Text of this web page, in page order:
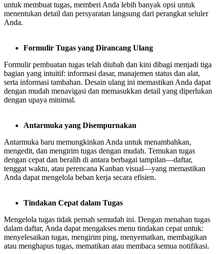
untuk membuat tugas, memberi Anda lebih banyak opsi untuk
menentukan detail dan persyaratan langsung dari perangkat seluler
Anda.
Formulir Tugas yang Dirancang Ulang
Formulir pembuatan tugas telah diubah dan kini dibagi menjadi tiga
bagian yang intuitif: informasi dasar, manajemen status dan alat,
serta informasi tambahan. Desain ulang ini memastikan Anda dapat
dengan mudah menavigasi dan memasukkan detail yang diperlukan
dengan upaya minimal.
Antarmuka yang Disempurnakan
Antarmuka baru memungkinkan Anda untuk menambahkan,
mengedit, dan mengirim tugas dengan mudah. Temukan tugas
dengan cepat dan beralih di antara berbagai tampilan—daftar,
tenggat waktu, atau perencana Kanban visual—yang memastikan
Anda dapat mengelola beban kerja secara efisien.
Tindakan Cepat dalam Tugas
Mengelola tugas tidak pernah semudah ini. Dengan menahan tugas
dalam daftar, Anda dapat mengakses menu tindakan cepat untuk:
menyelesaikan tugas, mengirim ping, menyematkan, membagikan
atau menghapus tugas, mematikan atau membaca semua notifikasi.